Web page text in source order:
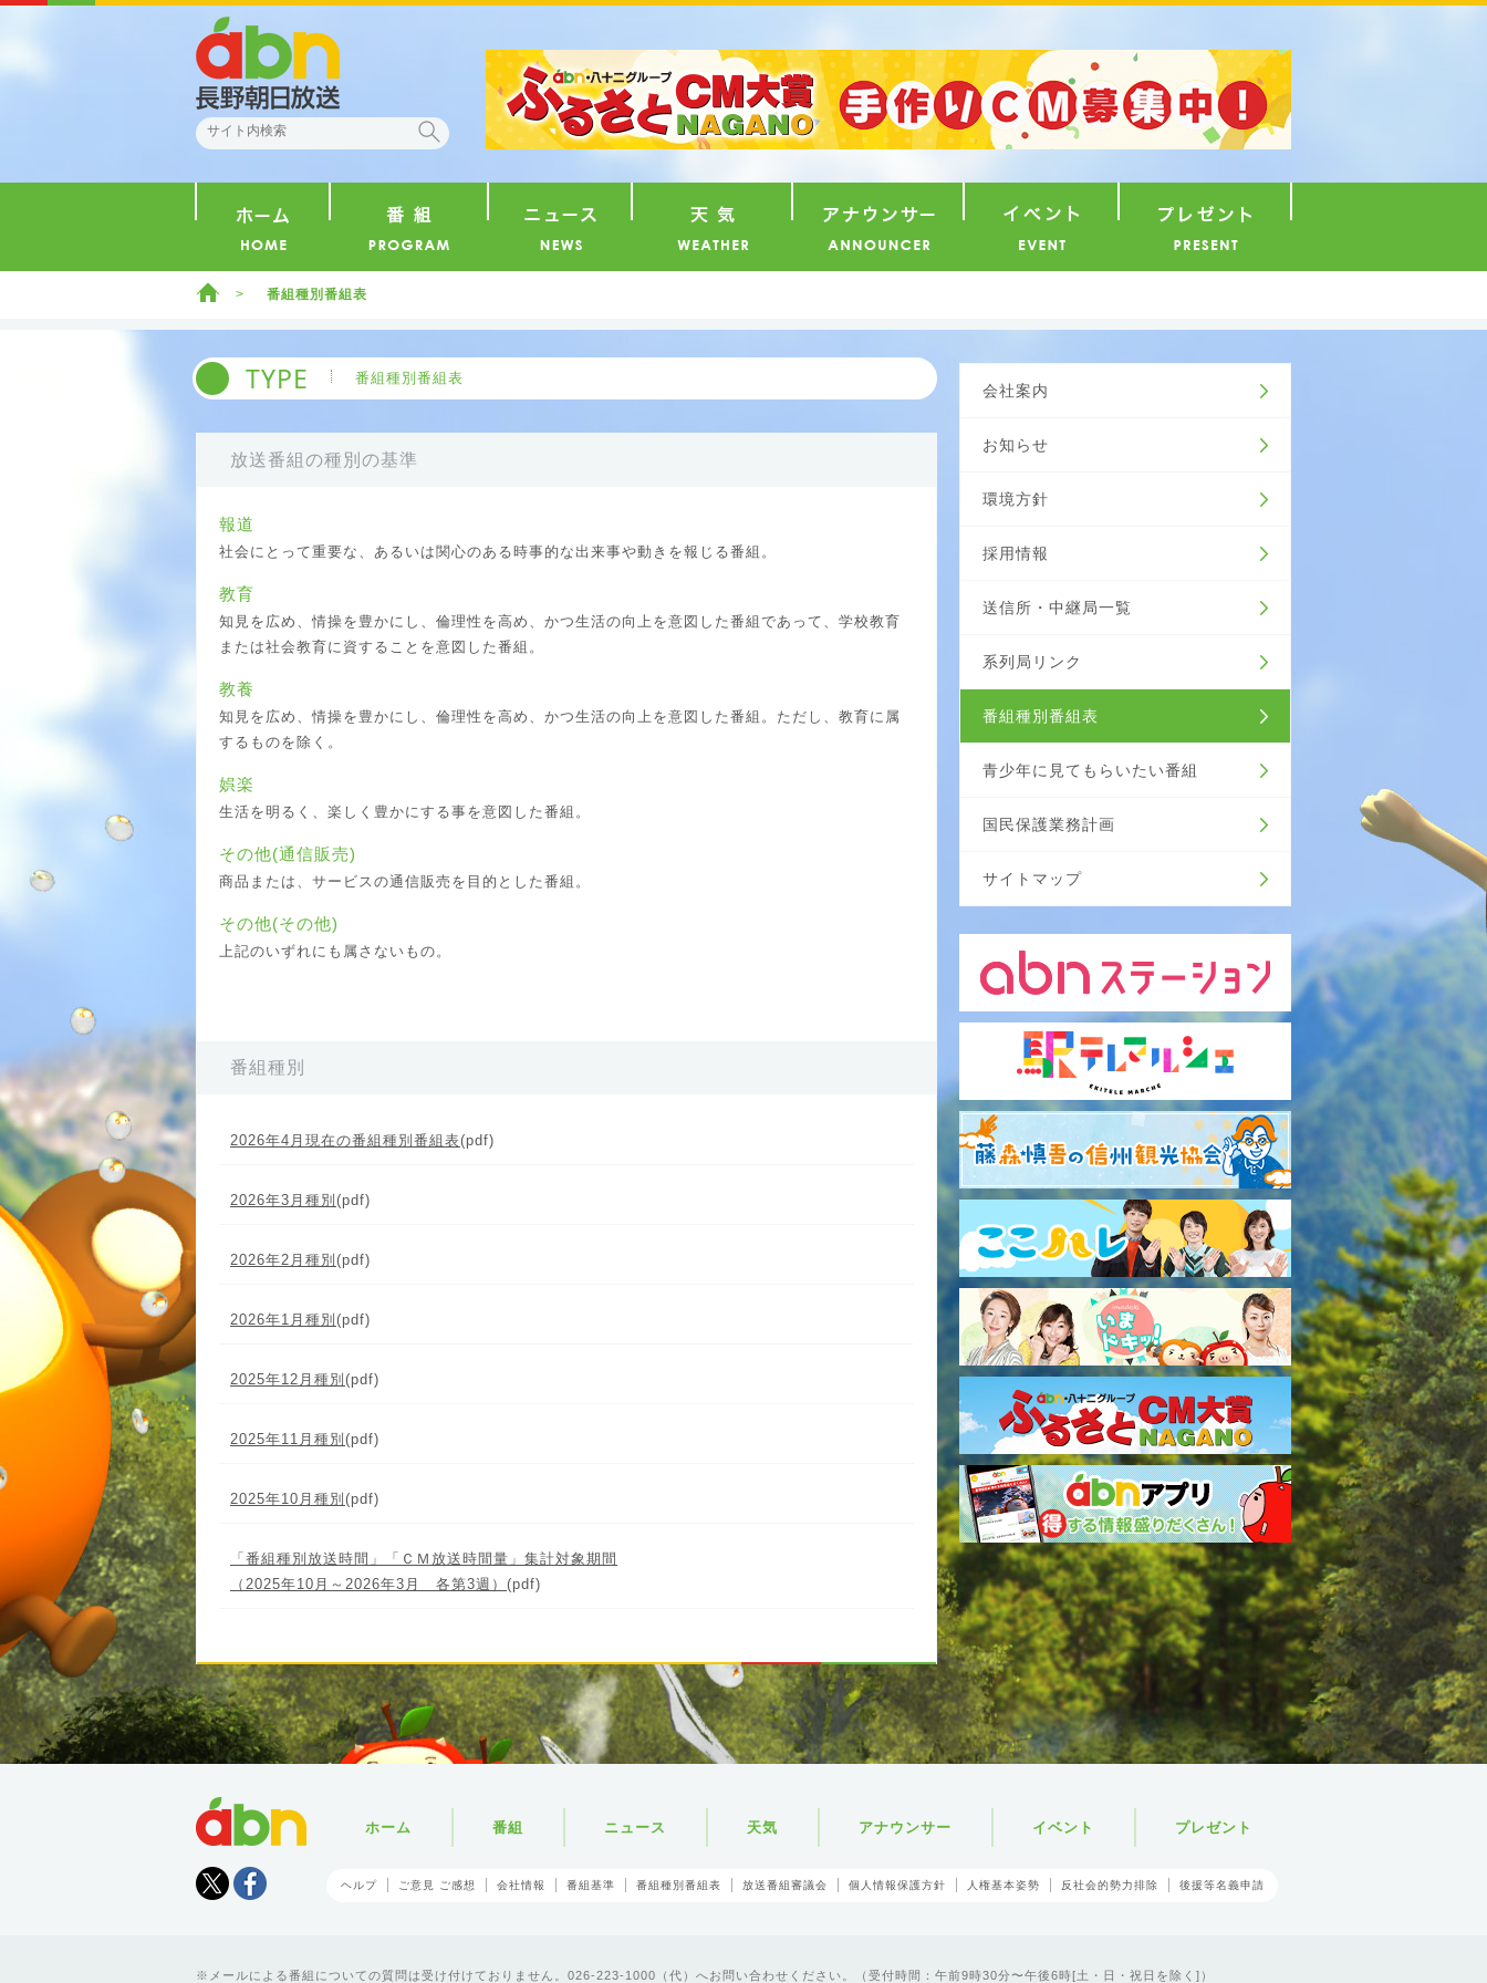
検索
ホーム 番組種別番組表
TYPE 番組種別番組表
放送番組の種別の基準
報道
社会にとって重要な、あるいは関心のある時事的な出来事や動きを報じる番組。
教育
知見を広め、情操を豊かにし、倫理性を高め、かつ生活の向上を意図した番組であって、学校教育
または社会教育に資することを意図した番組。
教養
知見を広め、情操を豊かにし、倫理性を高め、かつ生活の向上を意図した番組。ただし、教育に属
するものを除く。
娯楽
生活を明るく、楽しく豊かにする事を意図した番組。
その他(通信販売)
商品または、サービスの通信販売を目的とした番組。
その他(その他)
上記のいずれにも属さないもの。
番組種別
2026年4月現在の番組種別番組表(pdf)
2026年3月種別 (pdf)
2026年2月種別 (pdf)
2026年1月種別 (pdf)
2025年12月種別 (pdf)
2025年11月種別 (pdf)
2025年10月種別 (pdf)
「番組種別放送時間」「ＣＭ放送時間量」集計対象期間
（2025年10月～2026年3月 各第3週） (pdf)
会社案内
お知らせ
環境方針
採用情報
送信所・中継局一覧
系列局リンク
番組種別番組表
青少年に見てもらいたい番組
国民保護業務計画
サイトマップ
Tweet
ホーム 番組 ニュース 天気 アナウンサー イベント プレゼント
ヘルプ ご意見 ご感想 会社情報 番組基準 番組種別番組表 放送番組審議会 個人情報保護方針 人権基本姿勢 反社会的勢力排除 後援等名義申請
メールによる番組についての質問は受け付けておりません。026-223-1000（代）へお問い合わせください。（受付時間：午前9時30分〜午後6時[土・日・祝日を除く]）